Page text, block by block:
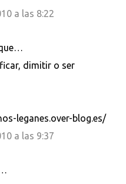
a las 8:22
dimitir o ser
leganes.over-blog.es/
a las 9:37